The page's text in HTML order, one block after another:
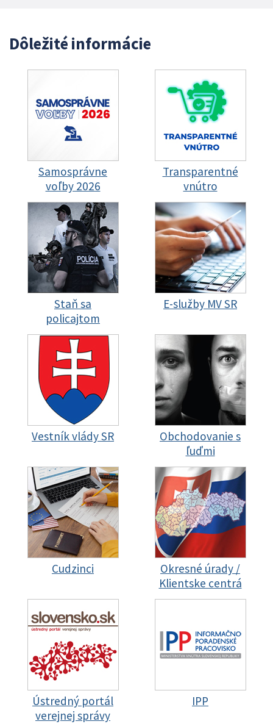
Dôležité informácie
Samosprávne
voľby 2026
Transparentné
vnútro
Staň sa
policajtom
E-služby MV SR
Vestník vlády SR
Obchodovanie s
ľuďmi
Cudzinci
Okresné úrady /
Klientske centrá
Ústredný portál
verejnej správy
IPP